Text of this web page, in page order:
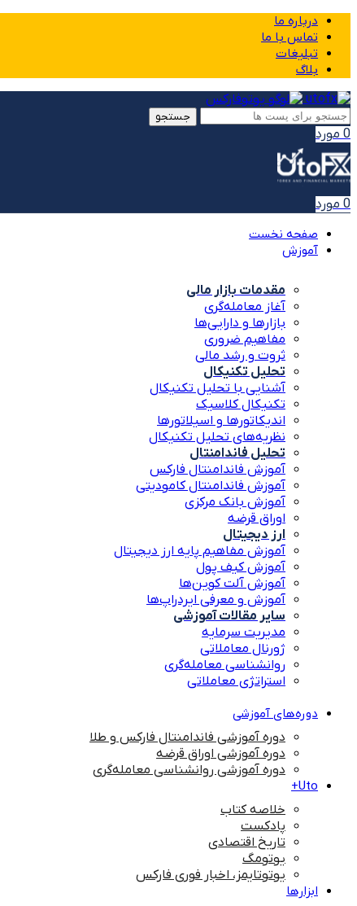
درباره ما
تماس با ما
تبلیغات
بلاگ
جستجو
0 مورد
0 مورد
صفحه نخست
آموزش
مقدمات بازار مالی
آغاز معامله‌گری
بازارها و دارایی‌ها
مفاهیم ضروری
ثروت و رشد مالی
تحلیل تکنیکال
آشنایی با تحلیل تکنیکال
تکنیکال کلاسیک
اندیکاتورها و اسیلاتورها
نظریه‌های تحلیل تکنیکال
تحلیل فاندامنتال
آموزش فاندامنتال فارکس
آموزش فاندامنتال کامودیتی
آموزش بانک مرکزی
اوراق قرضه
ارز دیجیتال
آموزش مفاهیم پایه ارز دیجیتال
آموزش کیف پول
آموزش آلت کوین‌ها
آموزش و معرفی ایردراپ‌ها
سایر مقالات آموزشی
مدیریت سرمایه
ژورنال معاملاتی
روانشناسی معامله‌گری
استراتژی معاملاتی
دوره‌های آموزشی
دوره آموزشی فاندامنتال فارکس و طلا
دوره آموزشی اوراق قرضه
دوره آموزشی روانشناسی معامله‌گری
Uto+
خلاصه کتاب
پادکست
تاریخ اقتصادی
یوتومگ
یوتوتایمز، اخبار فوری فارکس
ابزارها